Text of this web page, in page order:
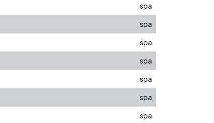
spa
spa
spa
spa
spa
spa
spa